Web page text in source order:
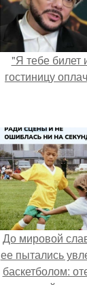
"Я тебе билет
гостиницу
До мировой
ее пытались
баскетболом: